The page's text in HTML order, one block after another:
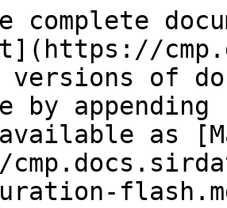
complete
versions of
by
as